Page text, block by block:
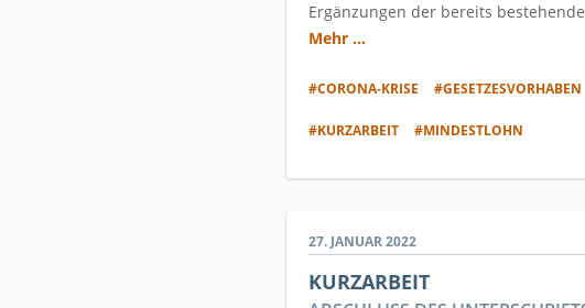
Ergänzungen der bereits
Mehr ...
#CORONA-KRISE #GESETZESVORHABEN
#KURZARBEIT #MINDESTLOHN
27. JANUAR 2022
KURZARBEIT